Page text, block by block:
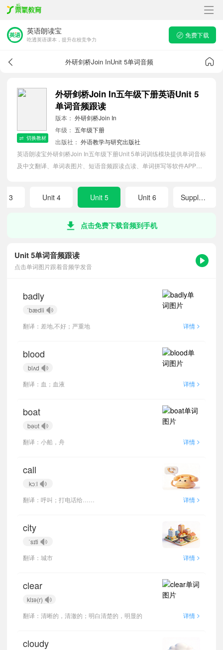
英语朗读宝
吃透英语课本，提升在校竞争力
免费下载
外研剑桥Join InUnit 5单词音频
切换教材
外研剑桥Join In五年级下册英语Unit 5
单词音频跟读
版本： 外研剑桥Join In
年级： 五年级下册
出版社： 外语教学与研究出版社
英语朗读宝外研剑桥Join In五年级下册Unit 5单词训练模块提供单词音标
及中文翻译、单词表图片、短语音频跟读点读、单词拼写等软件APP功
3 Unit 4 Unit 5 Unit 6 Supplementary activities
点击免费下载音频到手机
Unit 5单词音频跟读
点击单词图片跟着音频学发音
badly
ˈbædli
翻译：差地,不好；严重地
详情 >
blood
blʌd
翻译：血；血液
详情 >
boat
bəʊt
翻译：小船，舟
详情 >
call
kɔːl
翻译：呼叫；打电话给……
详情 >
city
ˈsɪti
翻译：城市
详情 >
clear
klɪə(r)
翻译：清晰的，清澈的；明白清楚的，明显的
详情 >
cloudy